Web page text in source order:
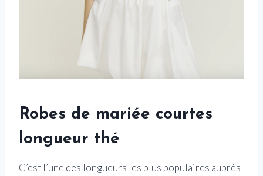
Robes de mariée courtes
longueur thé
C’est l’une des longueurs les plus populaires auprès